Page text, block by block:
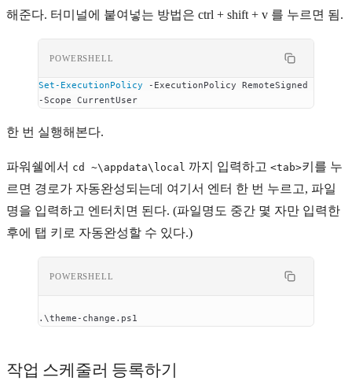
해준다. 터미널에 붙여넣는 방법은 ctrl + shift + v 를 누르면 됨.
POWERSHELL
Set-ExecutionPolicy -
-Scope CurrentUser
한 번 실행해본다.
파워쉘에서 cd ~\appdata\local 까지 입력하고 <tab>키를 누
르면 경로가 자동완성되는데 여기서 엔터 한 번 누르고, 파일
명을 입력하고 엔터치면 된다. (파일명도 중간 몇 자만 입력한
후에 탭 키로 자동완성할 수 있다.)
POWERSHELL
.\theme - change.ps1
작업 스케줄러 등록하기